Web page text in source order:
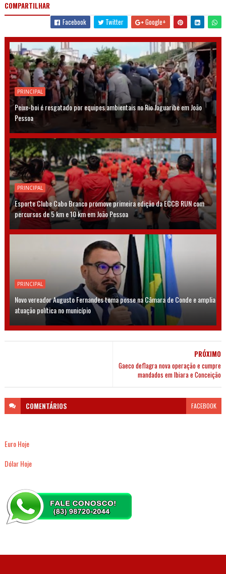
COMPARTILHAR
Facebook
Twitter Google+
PRINCIPAL
Peixe-boi é resgatado por equipes ambientais no Rio Jaguaribe em João
Pessoa
PRINCIPAL
Esporte Clube Cabo Branco promove primeira edição da ECCB RUN com
percursos de 5 km e 10 km em João Pessoa
PRINCIPAL
Novo vereador Augusto Fernandes toma posse na Câmara de Conde e amplia
atuação política no município
PRÓXIMO
Gaeco deflagra nova operação e cumpre
mandados em Ibiara e Conceição
COMENTÁRIOS FACEBOOK
Euro Hoje
Dólar Hoje